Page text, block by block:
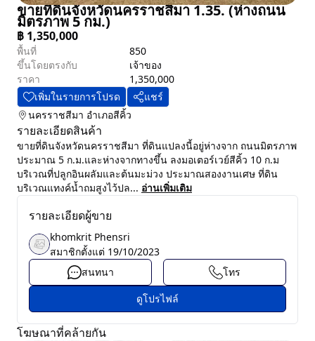
ขายที่ดินจังหวัดนครราชสีมา 1.35. (ห่างถนน
มิตรภาพ 5 กม.)
฿ 1,350,000
พื้นที่
850
ขึ้นโดยตรงกับ
เจ้าของ
ราคา
1,350,000
เพิ่มในรายการโปรด
แชร์
นครราชสีมา อำเภอสีคิ้ว
รายละเอียดสินค้า
ขายที่ดินจังหวัดนครราชสีมา ที่ดินแปลงนี้อยู่ห่างจาก ถนนมิตรภาพ
ประมาณ 5 ก.ม.และห่างจากทางขึ้น ลงมอเตอร์เวย์สีคิ้ว 10 ก.ม
บริเวณที่ปลูกอินผลัมและต้นมะม่วง ประมาณสองงานเศษ ที่ดิน
บริเวณแทงค์น้ำถมสูงไว้ปล... อ่านเพิ่มเติม
รายละเอียดผู้ขาย
khomkrit Phensri
สมาชิกตั้งแต่ 19/10/2023
สนทนา
โทร
ดูโปรไฟล์
โฆษณาที่คล้ายกัน